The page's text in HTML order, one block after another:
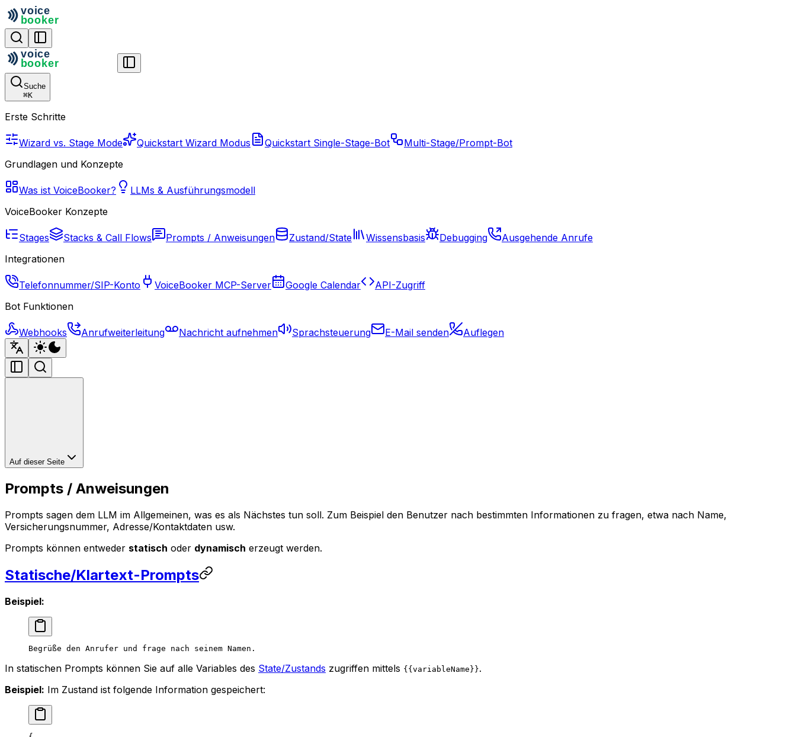
Suche
⌘K
Erste Schritte
Wizard vs. Stage Mode Quickstart Wizard Modus Quickstart Single-Stage-Bot
Multi-Stage/Prompt-Bot
Grundlagen und Konzepte
Was ist VoiceBooker?
LLMs & Ausführungsmodell
VoiceBooker Konzepte
Stages Stacks & Call Flows Prompts / Anweisungen Zustand/State Wissensbasis Debugging
Ausgehende Anrufe
Integrationen
Telefonnummer/SIP-Konto VoiceBooker MCP-Server Google Calendar
API-Zugriff
Bot Funktionen
Webhooks Anrufweiterleitung Nachricht aufnehmen Sprachsteuerung E-Mail senden Auflegen
Auf dieser Seite
Prompts / Anweisungen
Prompts sagen dem LLM im Allgemeinen, was es als Nächstes tun soll. Zum Beispiel den Benutzer nach bestimmten Informationen zu fragen, etwa nach Name,
Versicherungsnummer, Adresse/Kontaktdaten usw.
Prompts können entweder statisch oder dynamisch erzeugt werden.
Statische/Klartext-Prompts
Beispiel:
Begrüße den Anrufer und frage nach seinem Namen.
In statischen Prompts können Sie auf alle Variables des State/Zustands zugriffen mittels {{variableName}}.
Beispiel: Im Zustand ist folgende Information gespeichert: